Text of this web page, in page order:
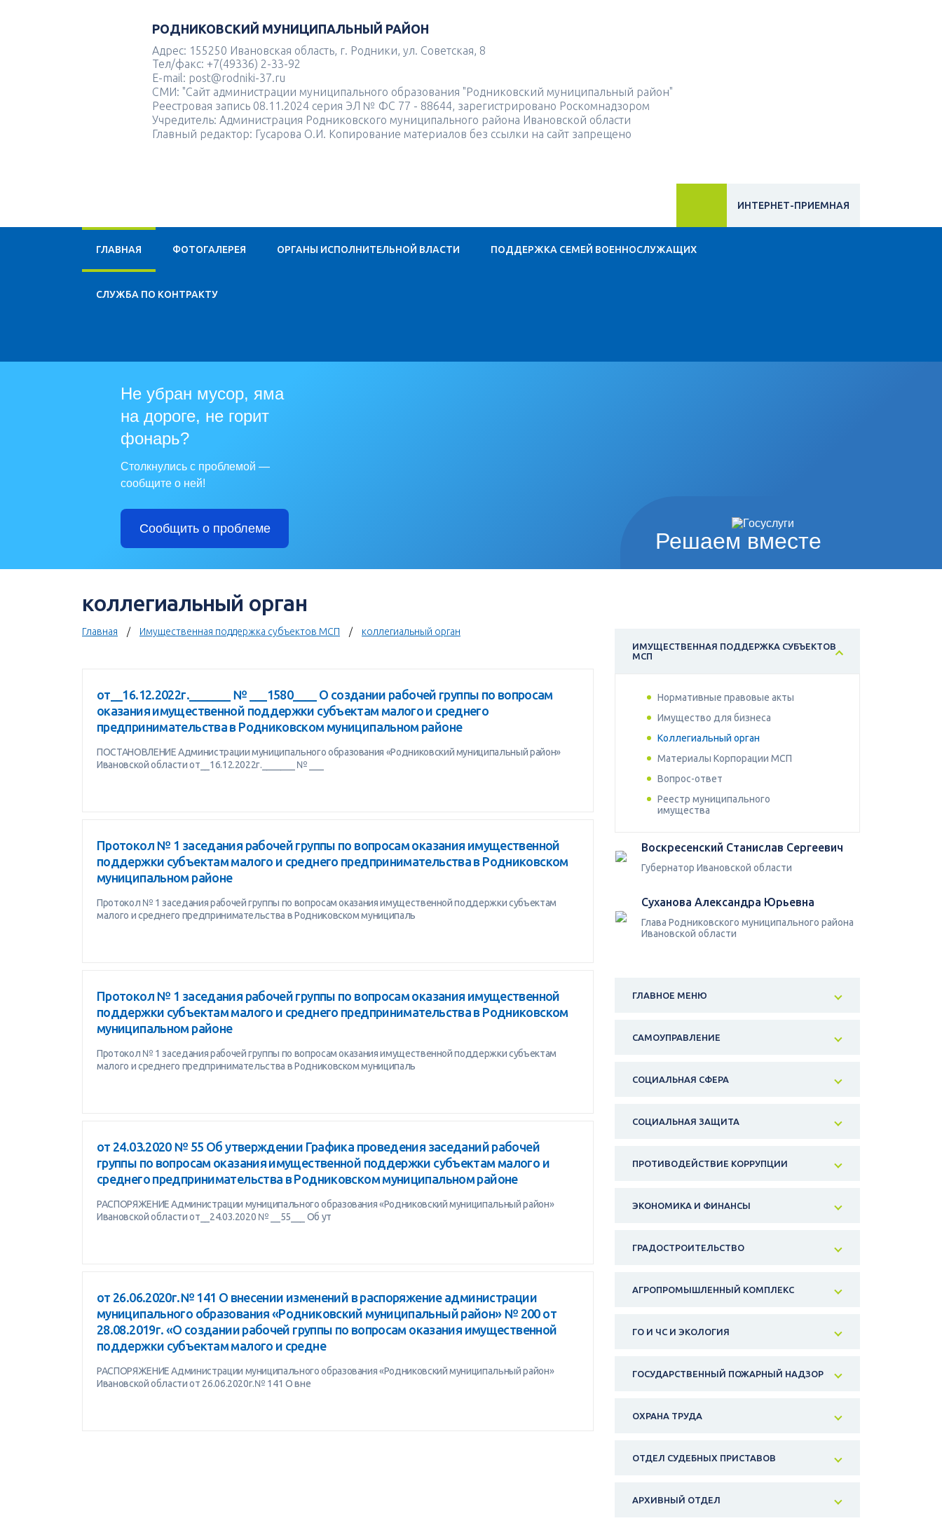
РОДНИКОВСКИЙ МУНИЦИПАЛЬНЫЙ РАЙОН
Адрес: 155250 Ивановская область, г. Родники, ул. Советская, 8
Тел/факс: +7(49336) 2-33-92
E-mail: post@rodniki-37.ru
СМИ: "Сайт администрации муниципального образования "Родниковский муниципальный район"
Реестровая запись 08.11.2024 серия ЭЛ № ФС 77 - 88644, зарегистрировано Роскомнадзором
Учредитель: Администрация Родниковского муниципального района Ивановской области
Главный редактор: Гусарова О.И. Копирование материалов без ссылки на сайт запрещено
ИНТЕРНЕТ-ПРИЕМНАЯ
ГЛАВНАЯ ФОТОГАЛЕРЕЯ ОРГАНЫ ИСПОЛНИТЕЛЬНОЙ ВЛАСТИ ПОДДЕРЖКА СЕМЕЙ ВОЕННОСЛУЖАЩИХ
CЛУЖБА ПО КОНТРАКТУ
Решаем вместе
Не убран мусор, яма
на дороге, не горит
фонарь?
Столкнулись с проблемой —
сообщите о ней!
Сообщить о проблеме
коллегиальный орган
Главная Имущественная поддержка субъектов МСП коллегиальный орган
от__16.12.2022г._______ № ___1580____ О создании рабочей группы по вопросам
оказания имущественной поддержки субъектам малого и среднего
предпринимательства в Родниковском муниципальном районе
ПОСТАНОВЛЕНИЕ Администрации муниципального образования «Родниковский муниципальный район»
Ивановской области от__16.12.2022г._______ № ___
Протокол № 1 заседания рабочей группы по вопросам оказания имущественной
поддержки субъектам малого и среднего предпринимательства в Родниковском
муниципальном районе
Протокол № 1 заседания рабочей группы по вопросам оказания имущественной поддержки субъектам
малого и среднего предпринимательства в Родниковском муниципаль
Протокол № 1 заседания рабочей группы по вопросам оказания имущественной
поддержки субъектам малого и среднего предпринимательства в Родниковском
муниципальном районе
Протокол № 1 заседания рабочей группы по вопросам оказания имущественной поддержки субъектам
малого и среднего предпринимательства в Родниковском муниципаль
от 24.03.2020 № 55 Об утверждении Графика проведения заседаний рабочей
группы по вопросам оказания имущественной поддержки субъектам малого и
среднего предпринимательства в Родниковском муниципальном районе
РАСПОРЯЖЕНИЕ Администрации муниципального образования «Родниковский муниципальный район»
Ивановской области от__24.03.2020 № __55___ Об ут
от 26.06.2020г.№ 141 О внесении изменений в распоряжение администрации
муниципального образования «Родниковский муниципальный район» № 200 от
28.08.2019г. «О создании рабочей группы по вопросам оказания имущественной
поддержки субъектам малого и средне
РАСПОРЯЖЕНИЕ Администрации муниципального образования «Родниковский муниципальный район»
Ивановской области от 26.06.2020г.№ 141 О вне
ИМУЩЕСТВЕННАЯ ПОДДЕРЖКА СУБЪЕКТОВ
МСП
Нормативные правовые акты
Имущество для бизнеса
Коллегиальный орган
Материалы Корпорации МСП
Вопрос-ответ
Реестр муниципального
имущества
Воскресенский Станислав Сергеевич
Губернатор Ивановской области
Суханова Александра Юрьевна
Глава Родниковского муниципального района
Ивановской области
ГЛАВНОЕ МЕНЮ
САМОУПРАВЛЕНИЕ
СОЦИАЛЬНАЯ СФЕРА
СОЦИАЛЬНАЯ ЗАЩИТА
ПРОТИВОДЕЙСТВИЕ КОРРУПЦИИ
ЭКОНОМИКА И ФИНАНСЫ
ГРАДОСТРОИТЕЛЬСТВО
АГРОПРОМЫШЛЕННЫЙ КОМПЛЕКС
ГО И ЧС И ЭКОЛОГИЯ
ГОСУДАРСТВЕННЫЙ ПОЖАРНЫЙ НАДЗОР
ОХРАНА ТРУДА
ОТДЕЛ СУДЕБНЫХ ПРИСТАВОВ
АРХИВНЫЙ ОТДЕЛ